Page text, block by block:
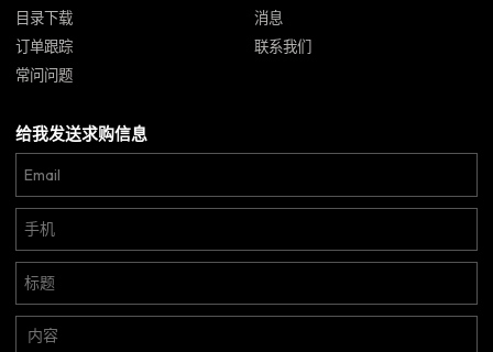
目录下载
订单跟踪
常问问题
消息
联系我们
给我发送求购信息